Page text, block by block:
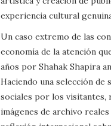
experiencia cultural
Un caso extremo de las
economía de la atención
años por Shahak Shapira
Haciendo una selección
sociales por los visitantes,
imágenes de archivo